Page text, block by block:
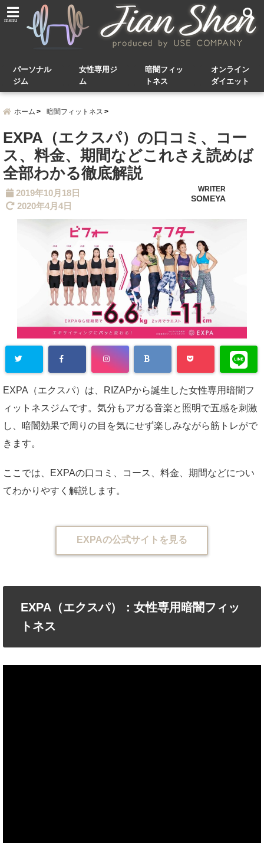
menu
パーソナル
ジム
女性専用ジ
ム
暗闇フィッ
トネス
オンライン
ダイエット
ホーム 暗闇フィットネス
EXPA（エクスパ）の口コミ、コー
ス、料金、期間などこれさえ読めば
全部わかる徹底解説
2019年10月18日
2020年4月4日
WRITER
SOMEYA
EXPA（エクスパ）は、RIZAPから誕生した女性専用暗闇フ
ィットネスジムです。気分もアガる音楽と照明で五感を刺激
し、暗闇効果で周りの目を気にせず楽しみながら筋トレがで
きます。
ここでは、EXPAの口コミ、コース、料金、期間などについ
てわかりやすく解説します。
EXPAの公式サイトを見る
EXPA（エクスパ）：女性専用暗闇フィッ
トネス